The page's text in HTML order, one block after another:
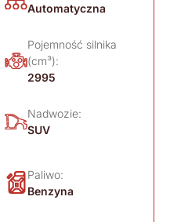
Automatyczna
Pojemność silnika
(cm³):
2995
Nadwozie:
SUV
Paliwo:
Benzyna